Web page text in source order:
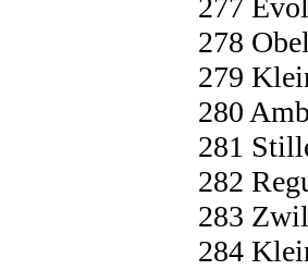
277
278
279
280
281
282
283
284